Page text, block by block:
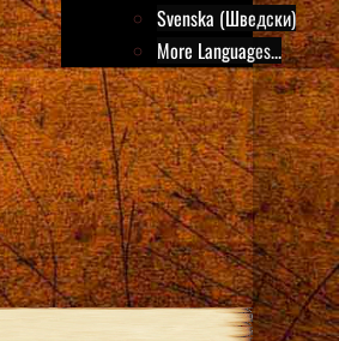
Svenska (Шведски)
More Languages...